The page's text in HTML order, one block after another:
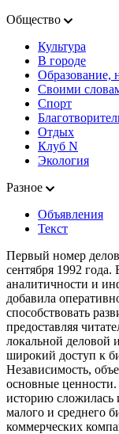
Общество
Культура
В городе
Образование,
Своими
Спорт
Отдых
Клуб N
Экология
Разное
Объявления
Текст
Первый номер
сентября 1992
аналитичности и
добавила
способствовать
предоставляя
локальной деловой
широкий доступ к
Независимость,
основные
историю сложилась
малого и среднего
коммерческих